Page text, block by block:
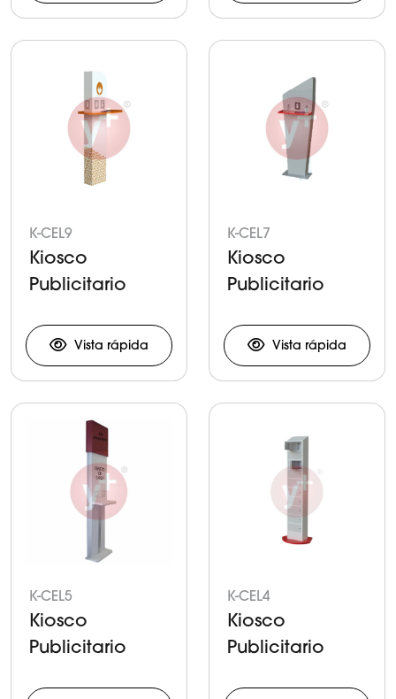
K-CEL9
Kiosco
Publicitario
Celulares y
Tabletas
Vista rápida
K-CEL7
Kiosco
Publicitario
Celulares y
Tabletas
Vista rápida
K-CEL5
Kiosco
Publicitario
K-CEL4
Kiosco
Publicitario